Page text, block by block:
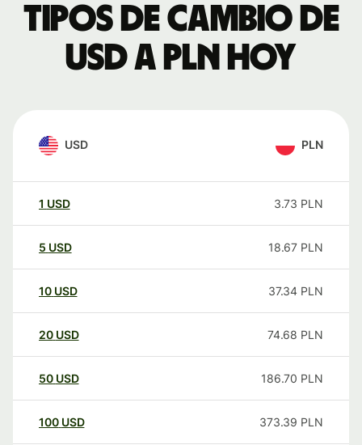
Tipos de cambio de
USD a PLN hoy
USD PLN
1 USD 3.73 PLN
5 USD 18.67 PLN
10 USD 37.34 PLN
20 USD 74.68 PLN
50 USD 186.70 PLN
100 USD 373.39 PLN